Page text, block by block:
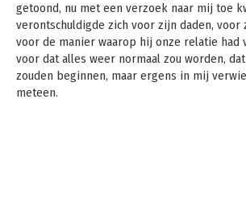
getoond, nu met een verzoek naar mij toe
verontschuldigde zich voor zijn daden, voor
voor de manier waarop hij onze relatie had
voor dat alles weer normaal zou worden,
zouden beginnen, maar ergens in mij
meteen.